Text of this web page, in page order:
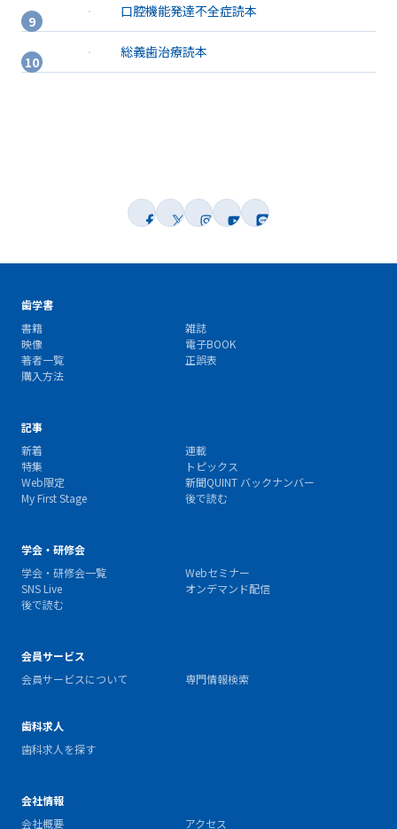
口腔機能発達不全症読本
総義歯治療読本
歯学書
書籍
雑誌
映像
電子BOOK
著者一覧
正誤表
購入方法
記事
新着
連載
特集
トピックス
Web限定
新聞QUINT バックナンバー
My First Stage
後で読む
学会・研修会
学会・研修会一覧
Webセミナー
SNS Live
オンデマンド配信
後で読む
会員サービス
会員サービスについて
専門情報検索
歯科求人
歯科求人を探す
会社情報
会社概要
アクセス